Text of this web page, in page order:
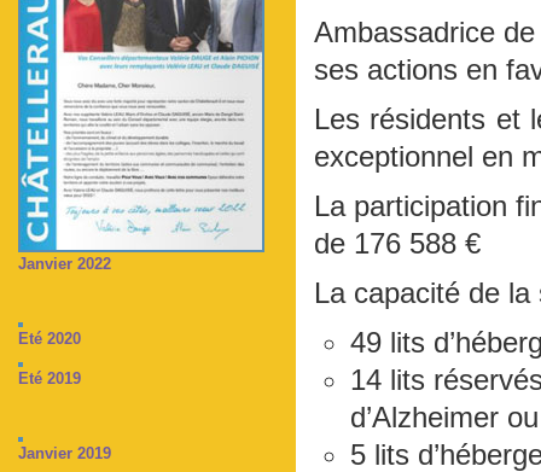
Janvier 2022
Eté 2020
Eté 2019
Janvier 2019
Ambassadrice
ses actions en
Les résidents et
exceptionnel en
La participation
de 176 588 €
La capacité de
49 lits
14 lits
d’Alzheimer
5 lits